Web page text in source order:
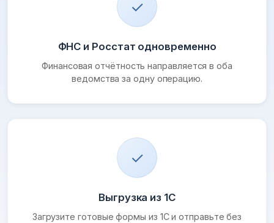
✓
ФНС и Росстат одновременно
Финансовая отчётность направляется в оба
ведомства за одну операцию.
✓
Выгрузка из 1С
Загрузите готовые формы из 1С и отправьте без